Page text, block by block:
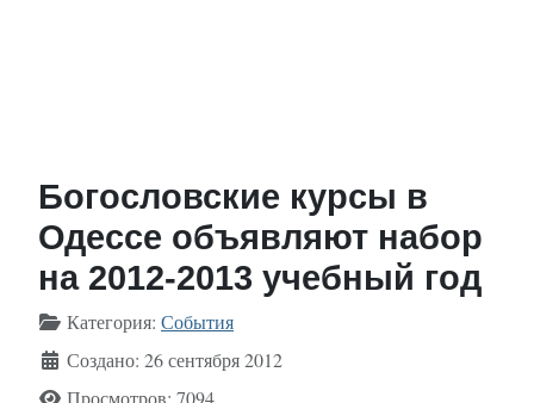
Богословские курсы в
Одессе объявляют набор
на 2012-2013 учебный год
Информация о материале
Категория: События
Создано: 26 сентября 2012
Просмотров: 7094